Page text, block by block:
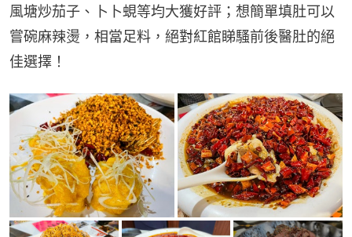
風塘炒茄子、卜卜蜆等均大獲好評；想簡單填肚可以
嘗碗麻辣燙，相當足料，絕對紅館睇騷前後醫肚的絕
佳選擇！